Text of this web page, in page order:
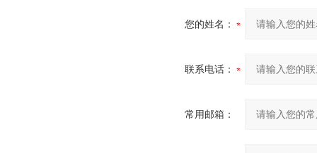
您的姓名：
联系电话：
常用邮箱：